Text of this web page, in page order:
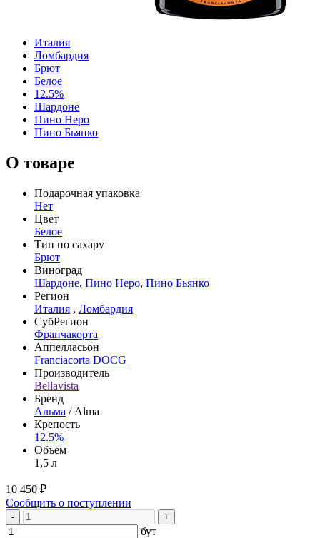
Италия
Ломбардия
Брют
Белое
12.5%
Шардоне
Пино Неро
Пино Бьянко
О товаре
Подарочная упаковка
Нет
Цвет
Белое
Тип по сахару
Брют
Виноград
Шардоне, Пино Неро, Пино Бьянко
Регион
Италия , Ломбардия
СубРегион
Франчакорта
Аппелласьон
Franciacorta DOCG
Производитель
Bellavista
Бренд
Альма / Alma
Крепость
12.5%
Объем
1,5 л
10 450 ₽
Сообщить о поступлении
- +
бут